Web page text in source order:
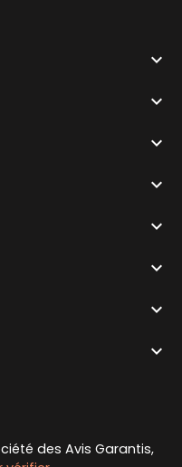








des Avis Garantis,